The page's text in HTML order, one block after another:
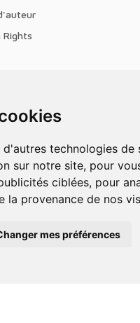
sur notre site, pour
ciblées, pour
la provenance de nos
Changer mes préférences
Rights